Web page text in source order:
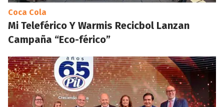
Coca Cola
Mi Teleférico Y Warmis Recicbol Lanzan
Campaña “Eco-férico”